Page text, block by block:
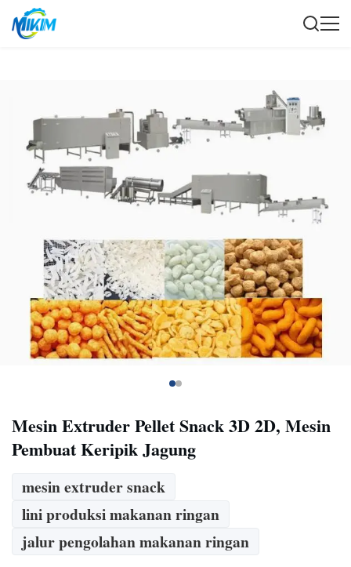
Mesin Extruder Pellet Snack 3D 2D, Mesin
Pembuat Keripik Jagung
mesin extruder snack
lini produksi makanan ringan
jalur pengolahan makanan ringan